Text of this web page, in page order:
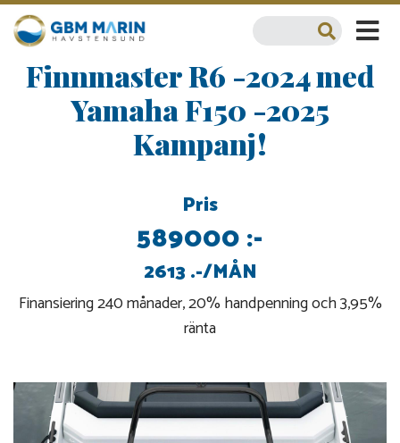
Finnmaster R6 -2024 med
Yamaha F150 -2025
Kampanj!
Pris
589000 :-
2613 .-/MÅN
Finansiering 240 månader, 20% handpenning och 3,95%
ränta